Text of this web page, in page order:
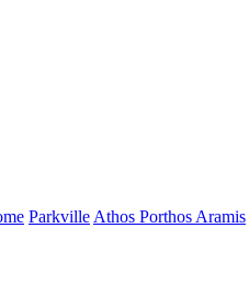
Parkville Athos Porthos Aramis